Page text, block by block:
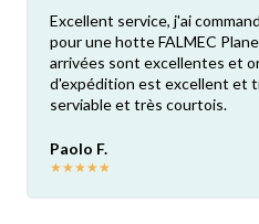
Excellent service, j'ai
pour une hotte FALMEC
arrivées sont excellentes et
d'expédition est excellent et
serviable et très courtois.
Paolo F.
★★★★★